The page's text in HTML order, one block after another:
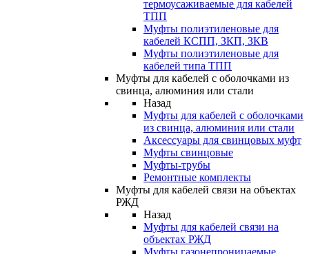
термоусаживаемые для кабелей
ТПП
Муфты полиэтиленовые для
кабелей КСПП, ЗКП, ЗКВ
Муфты полиэтиленовые для
кабелей типа ТПП
Муфты для кабелей с оболочками из
свинца, алюминия или стали
Назад
Муфты для кабелей с оболочками
из свинца, алюминия или стали
Аксессуары для свинцовых муфт
Муфты свинцовые
Муфты-трубы
Ремонтные комплекты
Муфты для кабелей связи на объектах
РЖД
Назад
Муфты для кабелей связи на
объектах РЖД
Муфты газонепроницаемые